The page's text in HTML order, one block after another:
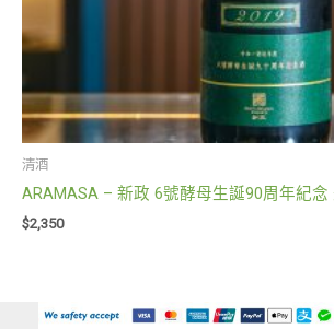
清酒
ARAMASA – 新政 6號酵母生誕90周年紀念
$2,350